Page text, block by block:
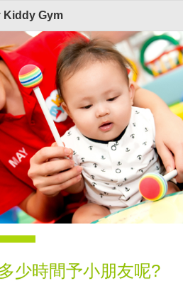
Kiddy Gym
少時間予小朋友呢?